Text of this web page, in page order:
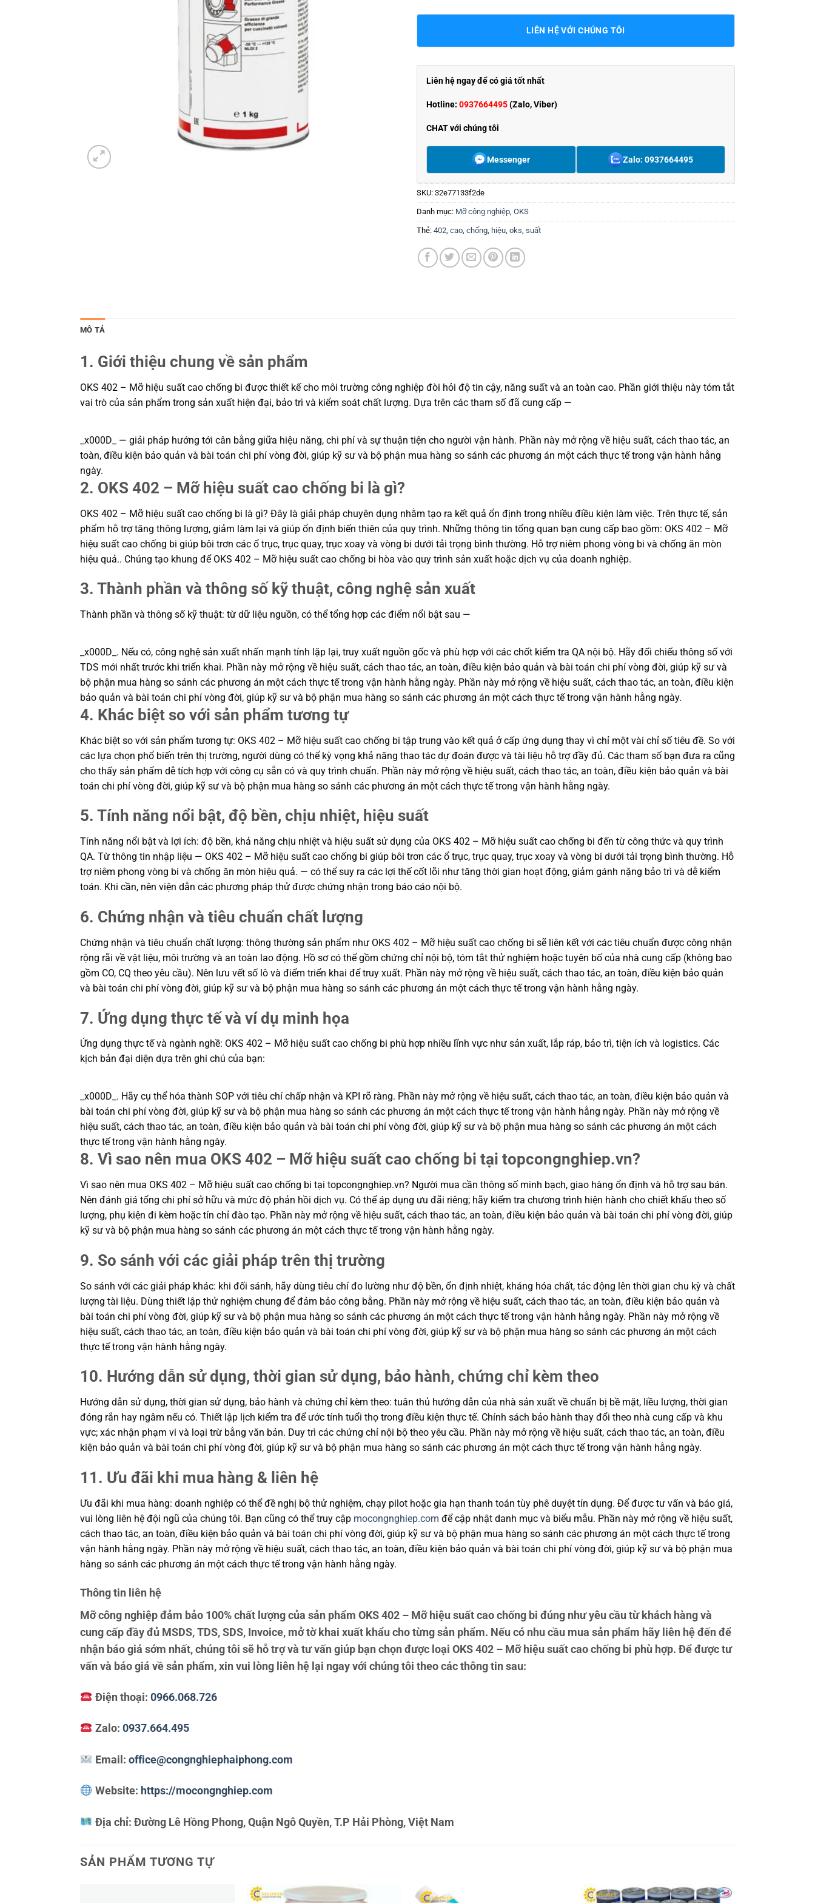
LIÊN HỆ VỚI CHÚNG TÔI
Liên hệ ngay để có giá tốt nhất
Hotline: 0937664495(Zalo, Viber)
CHAT với chúng tôi
Messenger Zalo: 0937664495
SKU: 32e77133f2de
Danh mục: Mỡ công nghiệp, OKS
Thẻ: 402, cao, chống, hiệu, oks, suất
MÔ TẢ
1. Giới thiệu chung về sản phẩm
OKS 402 – Mỡ hiệu suất cao chống bi được thiết kế cho môi trường công nghiệp đòi hỏi độ tin cậy, năng suất và an toàn cao. Phần giới thiệu này tóm tắt
vai trò của sản phẩm trong sản xuất hiện đại, bảo trì và kiểm soát chất lượng. Dựa trên các tham số đã cung cấp —
_x000D_ — giải pháp hướng tới cân bằng giữa hiệu năng, chi phí và sự thuận tiện cho người vận hành. Phần này mở rộng về hiệu suất, cách thao tác, an
toàn, điều kiện bảo quản và bài toán chi phí vòng đời, giúp kỹ sư và bộ phận mua hàng so sánh các phương án một cách thực tế trong vận hành hằng
ngày.
2. OKS 402 – Mỡ hiệu suất cao chống bi là gì?
OKS 402 – Mỡ hiệu suất cao chống bi là gì? Đây là giải pháp chuyên dụng nhằm tạo ra kết quả ổn định trong nhiều điều kiện làm việc. Trên thực tế, sản
phẩm hỗ trợ tăng thông lượng, giảm làm lại và giúp ổn định biến thiên của quy trình. Những thông tin tổng quan bạn cung cấp bao gồm: OKS 402 – Mỡ
hiệu suất cao chống bi giúp bôi trơn các ổ trục, trục quay, trục xoay và vòng bi dưới tải trọng bình thường. Hỗ trợ niêm phong vòng bi và chống ăn mòn
hiệu quả.. Chúng tạo khung để OKS 402 – Mỡ hiệu suất cao chống bi hòa vào quy trình sản xuất hoặc dịch vụ của doanh nghiệp.
3. Thành phần và thông số kỹ thuật, công nghệ sản xuất
Thành phần và thông số kỹ thuật: từ dữ liệu nguồn, có thể tổng hợp các điểm nổi bật sau —
_x000D_. Nếu có, công nghệ sản xuất nhấn mạnh tính lặp lại, truy xuất nguồn gốc và phù hợp với các chốt kiểm tra QA nội bộ. Hãy đối chiếu thông số với
TDS mới nhất trước khi triển khai. Phần này mở rộng về hiệu suất, cách thao tác, an toàn, điều kiện bảo quản và bài toán chi phí vòng đời, giúp kỹ sư và
bộ phận mua hàng so sánh các phương án một cách thực tế trong vận hành hằng ngày. Phần này mở rộng về hiệu suất, cách thao tác, an toàn, điều kiện
bảo quản và bài toán chi phí vòng đời, giúp kỹ sư và bộ phận mua hàng so sánh các phương án một cách thực tế trong vận hành hằng ngày.
4. Khác biệt so với sản phẩm tương tự
Khác biệt so với sản phẩm tương tự: OKS 402 – Mỡ hiệu suất cao chống bi tập trung vào kết quả ở cấp ứng dụng thay vì chỉ một vài chỉ số tiêu đề. So với
các lựa chọn phổ biến trên thị trường, người dùng có thể kỳ vọng khả năng thao tác dự đoán được và tài liệu hỗ trợ đầy đủ. Các tham số bạn đưa ra cũng
cho thấy sản phẩm dễ tích hợp với công cụ sẵn có và quy trình chuẩn. Phần này mở rộng về hiệu suất, cách thao tác, an toàn, điều kiện bảo quản và bài
toán chi phí vòng đời, giúp kỹ sư và bộ phận mua hàng so sánh các phương án một cách thực tế trong vận hành hằng ngày.
5. Tính năng nổi bật, độ bền, chịu nhiệt, hiệu suất
Tính năng nổi bật và lợi ích: độ bền, khả năng chịu nhiệt và hiệu suất sử dụng của OKS 402 – Mỡ hiệu suất cao chống bi đến từ công thức và quy trình
QA. Từ thông tin nhập liệu — OKS 402 – Mỡ hiệu suất cao chống bi giúp bôi trơn các ổ trục, trục quay, trục xoay và vòng bi dưới tải trọng bình thường. Hỗ
trợ niêm phong vòng bi và chống ăn mòn hiệu quả. — có thể suy ra các lợi thế cốt lõi như tăng thời gian hoạt động, giảm gánh nặng bảo trì và dễ kiểm
toán. Khi cần, nên viện dẫn các phương pháp thử được chứng nhận trong báo cáo nội bộ.
6. Chứng nhận và tiêu chuẩn chất lượng
Chứng nhận và tiêu chuẩn chất lượng: thông thường sản phẩm như OKS 402 – Mỡ hiệu suất cao chống bi sẽ liên kết với các tiêu chuẩn được công nhận
rộng rãi về vật liệu, môi trường và an toàn lao động. Hồ sơ có thể gồm chứng chỉ nội bộ, tóm tắt thử nghiệm hoặc tuyên bố của nhà cung cấp (không bao
gồm CO, CQ theo yêu cầu). Nên lưu vết số lô và điểm triển khai để truy xuất. Phần này mở rộng về hiệu suất, cách thao tác, an toàn, điều kiện bảo quản
và bài toán chi phí vòng đời, giúp kỹ sư và bộ phận mua hàng so sánh các phương án một cách thực tế trong vận hành hằng ngày.
7. Ứng dụng thực tế và ví dụ minh họa
Ứng dụng thực tế và ngành nghề: OKS 402 – Mỡ hiệu suất cao chống bi phù hợp nhiều lĩnh vực như sản xuất, lắp ráp, bảo trì, tiện ích và logistics. Các
kịch bản đại diện dựa trên ghi chú của bạn:
_x000D_. Hãy cụ thể hóa thành SOP với tiêu chí chấp nhận và KPI rõ ràng. Phần này mở rộng về hiệu suất, cách thao tác, an toàn, điều kiện bảo quản và
bài toán chi phí vòng đời, giúp kỹ sư và bộ phận mua hàng so sánh các phương án một cách thực tế trong vận hành hằng ngày. Phần này mở rộng về
hiệu suất, cách thao tác, an toàn, điều kiện bảo quản và bài toán chi phí vòng đời, giúp kỹ sư và bộ phận mua hàng so sánh các phương án một cách
thực tế trong vận hành hằng ngày.
8. Vì sao nên mua OKS 402 – Mỡ hiệu suất cao chống bi tại topcongnghiep.vn?
Vì sao nên mua OKS 402 – Mỡ hiệu suất cao chống bi tại topcongnghiep.vn? Người mua cần thông số minh bạch, giao hàng ổn định và hỗ trợ sau bán.
Nên đánh giá tổng chi phí sở hữu và mức độ phản hồi dịch vụ. Có thể áp dụng ưu đãi riêng; hãy kiểm tra chương trình hiện hành cho chiết khấu theo số
lượng, phụ kiện đi kèm hoặc tín chỉ đào tạo. Phần này mở rộng về hiệu suất, cách thao tác, an toàn, điều kiện bảo quản và bài toán chi phí vòng đời, giúp
kỹ sư và bộ phận mua hàng so sánh các phương án một cách thực tế trong vận hành hằng ngày.
9. So sánh với các giải pháp trên thị trường
So sánh với các giải pháp khác: khi đối sánh, hãy dùng tiêu chí đo lường như độ bền, ổn định nhiệt, kháng hóa chất, tác động lên thời gian chu kỳ và chất
lượng tài liệu. Dùng thiết lập thử nghiệm chung để đảm bảo công bằng. Phần này mở rộng về hiệu suất, cách thao tác, an toàn, điều kiện bảo quản và
bài toán chi phí vòng đời, giúp kỹ sư và bộ phận mua hàng so sánh các phương án một cách thực tế trong vận hành hằng ngày. Phần này mở rộng về
hiệu suất, cách thao tác, an toàn, điều kiện bảo quản và bài toán chi phí vòng đời, giúp kỹ sư và bộ phận mua hàng so sánh các phương án một cách
thực tế trong vận hành hằng ngày.
10. Hướng dẫn sử dụng, thời gian sử dụng, bảo hành, chứng chỉ kèm theo
Hướng dẫn sử dụng, thời gian sử dụng, bảo hành và chứng chỉ kèm theo: tuân thủ hướng dẫn của nhà sản xuất về chuẩn bị bề mặt, liều lượng, thời gian
đóng rắn hay ngâm nếu có. Thiết lập lịch kiểm tra để ước tính tuổi thọ trong điều kiện thực tế. Chính sách bảo hành thay đổi theo nhà cung cấp và khu
vực; xác nhận phạm vi và loại trừ bằng văn bản. Duy trì các chứng chỉ nội bộ theo yêu cầu. Phần này mở rộng về hiệu suất, cách thao tác, an toàn, điều
kiện bảo quản và bài toán chi phí vòng đời, giúp kỹ sư và bộ phận mua hàng so sánh các phương án một cách thực tế trong vận hành hằng ngày.
11. Ưu đãi khi mua hàng & liên hệ
Ưu đãi khi mua hàng: doanh nghiệp có thể đề nghị bộ thử nghiệm, chạy pilot hoặc gia hạn thanh toán tùy phê duyệt tín dụng. Để được tư vấn và báo giá,
vui lòng liên hệ đội ngũ của chúng tôi. Bạn cũng có thể truy cập mocongnghiep.com để cập nhật danh mục và biểu mẫu. Phần này mở rộng về hiệu suất,
cách thao tác, an toàn, điều kiện bảo quản và bài toán chi phí vòng đời, giúp kỹ sư và bộ phận mua hàng so sánh các phương án một cách thực tế trong
vận hành hằng ngày. Phần này mở rộng về hiệu suất, cách thao tác, an toàn, điều kiện bảo quản và bài toán chi phí vòng đời, giúp kỹ sư và bộ phận mua
hàng so sánh các phương án một cách thực tế trong vận hành hằng ngày.
Thông tin liên hệ
Mỡ công nghiệp đảm bảo 100% chất lượng của sản phẩm OKS 402 – Mỡ hiệu suất cao chống bi đúng như yêu cầu từ khách hàng và
cung cấp đầy đủ MSDS, TDS, SDS, Invoice, mở tờ khai xuất khẩu cho từng sản phẩm. Nếu có nhu cầu mua sản phẩm hãy liên hệ đến để
nhận báo giá sớm nhất, chúng tôi sẽ hỗ trợ và tư vấn giúp bạn chọn được loại OKS 402 – Mỡ hiệu suất cao chống bi phù hợp. Để được tư
vấn và báo giá về sản phẩm, xin vui lòng liên hệ lại ngay với chúng tôi theo các thông tin sau:
Điện thoại: 0966.068.726
Zalo: 0937.664.495
Email: office@congnghiephaiphong.com
Website: https://mocongnghiep.com
Địa chỉ: Đường Lê Hồng Phong, Quận Ngô Quyền, T.P Hải Phòng, Việt Nam
SẢN PHẨM TƯƠNG TỰ